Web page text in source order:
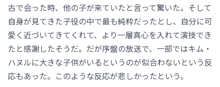
古で会った時、他の子が来ていたと言って驚いた。そして
自身が見てきた子役の中で最も純粋だったとし、自分に可
愛く近づいてきてくれて、より一層真心を入れて演技でき
たと感謝したそうだ。だが序盤の放送で、一部ではキム・
ハヌルに大きな子供がいるというのが似合わないという反
応もあった。このような反応が悲しかったという。